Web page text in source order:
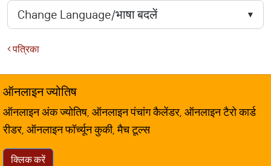
पत्रिका
ऑनलाइन ज्योतिष
ऑनलाइन अंक ज्योतिष, ऑनलाइन पंचांग कैलेंडर, ऑनलाइन टैरो कार्ड
रीडर, ऑनलाइन फॉर्च्यून कुकी, मैच टूल्स
क्लिक करें